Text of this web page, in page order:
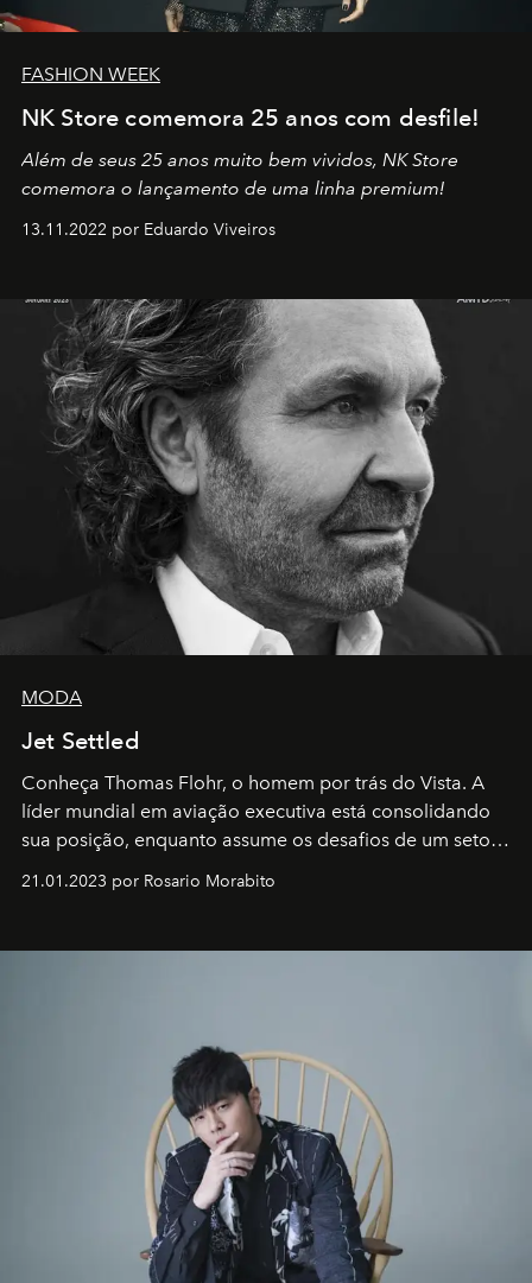
FASHION WEEK
NK Store comemora 25 anos com desfile!
Além de seus 25 anos muito bem vividos, NK Store
comemora o lançamento de uma linha premium!
13.11.2022 por Eduardo Viveiros
MODA
Jet Settled
Conheça Thomas Flohr, o homem por trás do Vista. A
líder mundial em aviação executiva está consolidando
sua posição, enquanto assume os desafios de um setor
21.01.2023 por Rosario Morabito